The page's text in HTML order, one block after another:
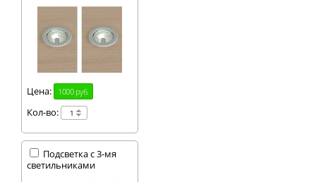
Цена: 1000 руб.
Кол-во:
Подсветка с 3-мя
светильниками